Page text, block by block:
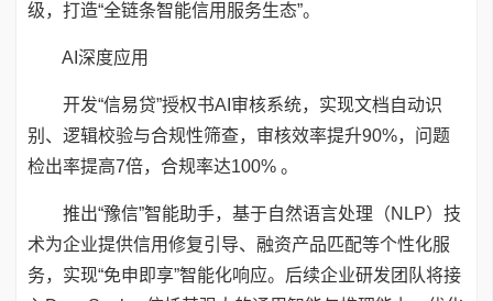
级，打造“全链条智能信用服务生态”。
AI深度应用
开发“信易贷”授权书AI审核系统，实现文档自动识
别、逻辑校验与合规性筛查，审核效率提升90%，问题
检出率提高7倍，合规率达100% 。
推出“豫信”智能助手，基于自然语言处理（NLP）技
术为企业提供信用修复引导、融资产品匹配等个性化服
务，实现“免申即享”智能化响应。后续企业研发团队将接